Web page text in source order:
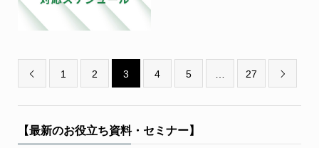
 1 2 3 4 5 27 
【最新のお役立ち資料・セミナー】